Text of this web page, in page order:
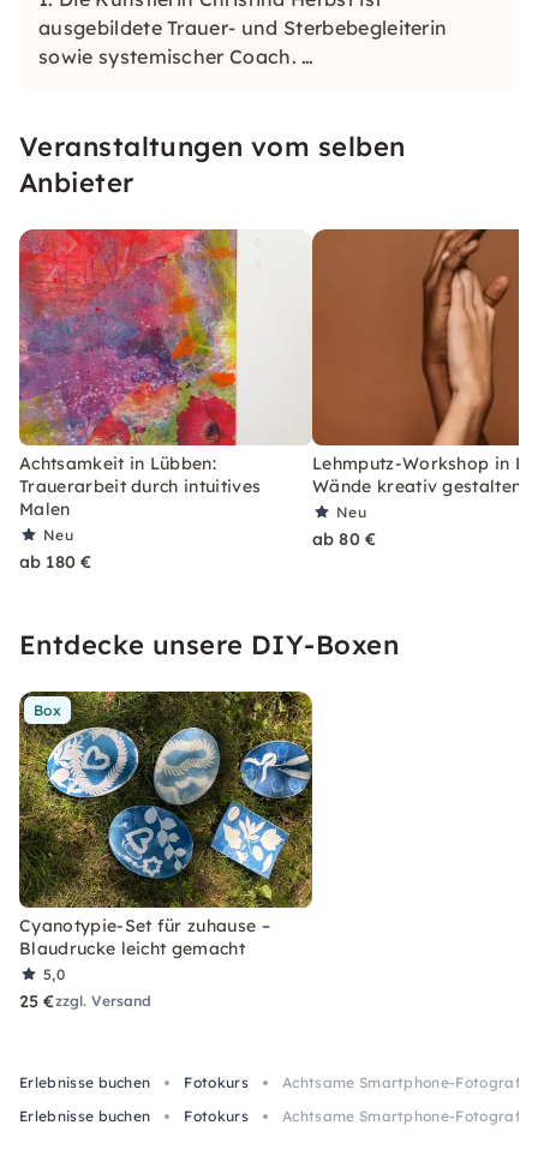
ausgebildete Trauer- und Sterbebegleiterin
sowie systemischer Coach.
3. Nino Megreli deepened her expertise studying
Phototherapy at TA University.
Veranstaltungen vom selben
Anbieter
Achtsamkeit in Lübben:
Trauerarbeit durch intuitives
Malen
Neu
ab 180 €
Lehmputz-Workshop in
Wände kreativ gestalten
Neu
ab 80 €
Entdecke unsere DIY-Boxen
Box
Cyanotypie-Set für zuhause –
Blaudrucke leicht gemacht
5,0
25 €zzgl. Versand
Erlebnisse buchen Fotokurs
Achtsame Smartphone-
Erlebnisse buchen
Fotokurs Achtsame Smartphone-